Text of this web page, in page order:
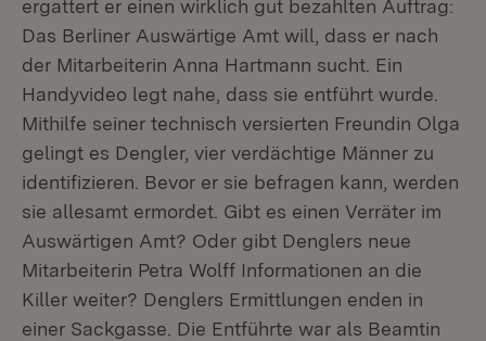
ergattert er einen wirklich gut bezahlten Auftrag:
Das Berliner Auswärtige Amt will, dass er nach
der Mitarbeiterin Anna Hartmann sucht. Ein
Handyvideo legt nahe, dass sie entführt wurde.
Mithilfe seiner technisch versierten Freundin Olga
gelingt es Dengler, vier verdächtige Männer zu
identifizieren. Bevor er sie befragen kann, werden
sie allesamt ermordet. Gibt es einen Verräter im
Auswärtigen Amt? Oder gibt Denglers neue
Mitarbeiterin Petra Wolff Informationen an die
Killer weiter? Denglers Ermittlungen enden in
einer Sackgasse. Die Entführte war als Beamtin